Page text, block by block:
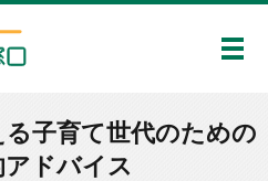
メ
子育て世代のための
ドバイス